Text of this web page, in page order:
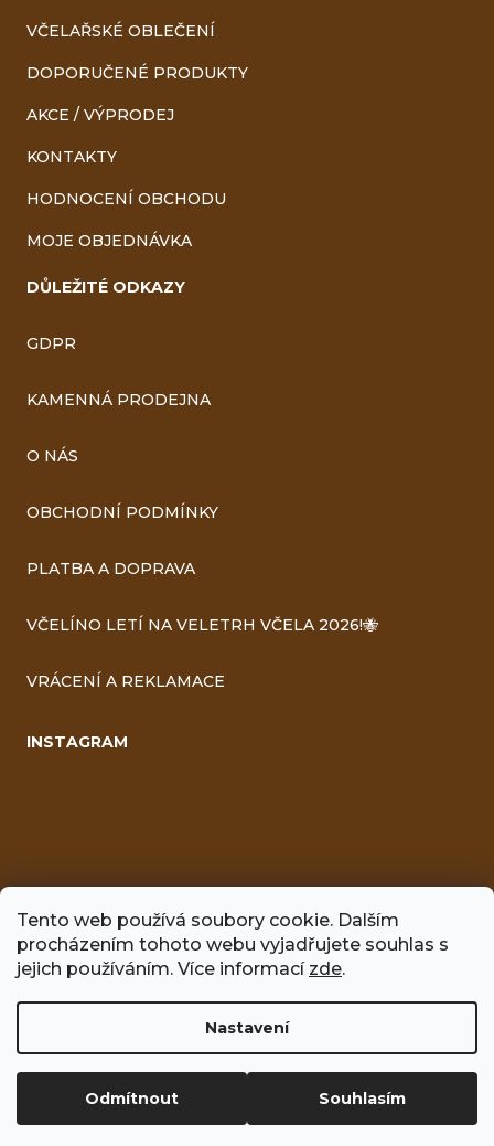
Tento web používá soubory cookie. Dalším
procházením tohoto webu vyjadřujete souhlas s
jejich používáním. Více informací zde.
Nastavení
Odmítnout Souhlasím
VČELAŘSKÉ OBLEČENÍ
DOPORUČENÉ PRODUKTY
AKCE / VÝPRODEJ
KONTAKTY
HODNOCENÍ OBCHODU
MOJE OBJEDNÁVKA
DŮLEŽITÉ ODKAZY
GDPR
KAMENNÁ PRODEJNA
O NÁS
OBCHODNÍ PODMÍNKY
PLATBA A DOPRAVA
VČELÍNO LETÍ NA VELETRH VČELA 2026!🐝
VRÁCENÍ A REKLAMACE
INSTAGRAM
FACEBOOK
Vytvořil Shoptet
Copyright 2026Včelíno . Všechna práva vyhrazena.Upravit